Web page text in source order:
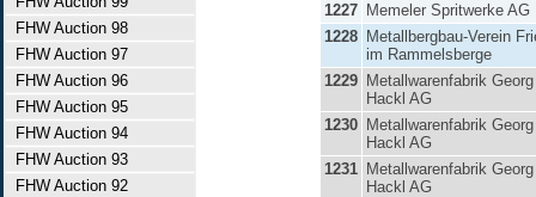
FHW Auction 98
FHW Auction 97
FHW Auction 96
FHW Auction 95
FHW Auction 94
FHW Auction 93
FHW Auction 92
1227 Memeler Spritwerke AG
1228 Metallbergbau-Verein
im Rammelsberge
1229 Metallwarenfabrik Georg
Hackl AG
1230 Metallwarenfabrik Georg
Hackl AG
1231 Metallwarenfabrik Georg
Hackl AG